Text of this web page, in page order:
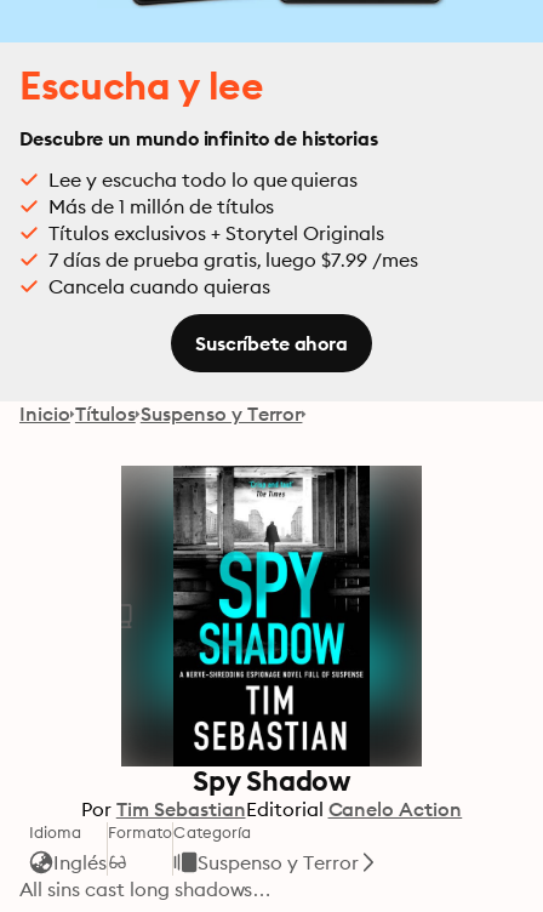
Escucha y lee
Descubre un mundo infinito de historias
Lee y escucha todo lo que quieras
Más de 1 millón de títulos
Títulos exclusivos + Storytel Originals
7 días de prueba gratis, luego $7.99 /mes
Cancela cuando quieras
Suscríbete ahora
Inicio Títulos Suspenso y Terror
Spy Shadow
Por Tim SebastianEditorial Canelo Action
Idioma
Inglés
FormatoCategoría
Suspenso y Terror
All sins cast long shadows…